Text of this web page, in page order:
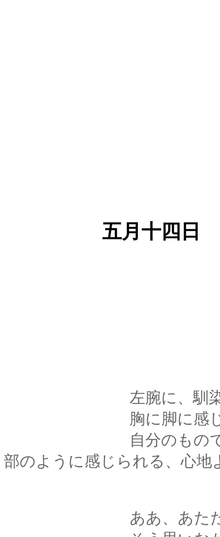
五月十四日
左腕に、馴染
胸に脚に感じる、
自分のものではない
部のように感じられる、心地
ああ、あたたか